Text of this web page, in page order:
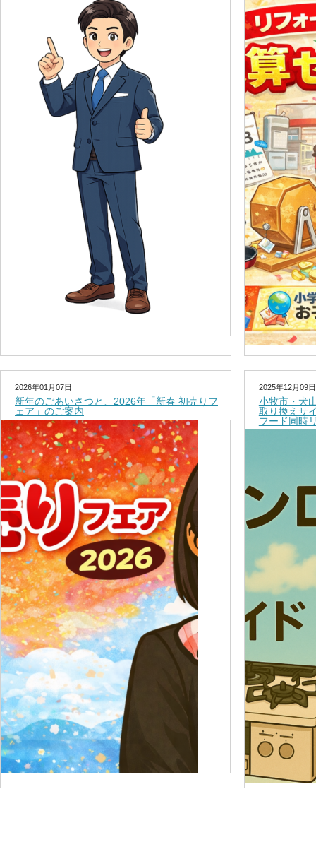
2026年01月07日
新年のごあいさつと、2026年「新春 初売りフ
ェア」のご案内
2025年12月09日
小牧市・犬
取り換えサ
フード同時